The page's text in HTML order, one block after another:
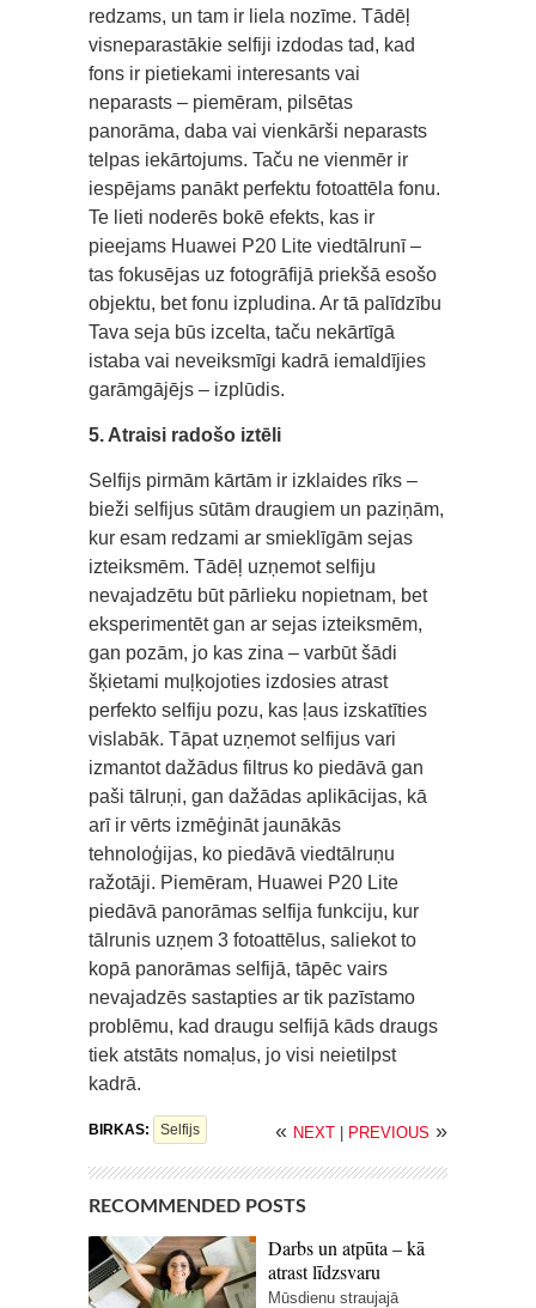
redzams, un tam ir liela nozīme. Tādēļ
visneparastākie selfiji izdodas tad, kad
fons ir pietiekami interesants vai
neparasts – piemēram, pilsētas
panorāma, daba vai vienkārši neparasts
telpas iekārtojums. Taču ne vienmēr ir
iespējams panākt perfektu fotoattēla fonu.
Te lieti noderēs bokē efekts, kas ir
pieejams Huawei P20 Lite viedtālrunī –
tas fokusējas uz fotogrāfijā priekšā esošo
objektu, bet fonu izpludina. Ar tā palīdzību
Tava seja būs izcelta, taču nekārtīgā
istaba vai neveiksmīgi kadrā iemaldījies
garāmgājējs – izplūdis.
5. Atraisi radošo iztēli
Selfijs pirmām kārtām ir izklaides rīks –
bieži selfijus sūtām draugiem un paziņām,
kur esam redzami ar smieklīgām sejas
izteiksmēm. Tādēļ uzņemot selfiju
nevajadzētu būt pārlieku nopietnam, bet
eksperimentēt gan ar sejas izteiksmēm,
gan pozām, jo kas zina – varbūt šādi
šķietami muļķojoties izdosies atrast
perfekto selfiju pozu, kas ļaus izskatīties
vislabāk. Tāpat uzņemot selfijus vari
izmantot dažādus filtrus ko piedāvā gan
paši tālruņi, gan dažādas aplikācijas, kā
arī ir vērts izmēģināt jaunākās
tehnoloģijas, ko piedāvā viedtālruņu
ražotāji. Piemēram, Huawei P20 Lite
piedāvā panorāmas selfija funkciju, kur
tālrunis uzņem 3 fotoattēlus, saliekot to
kopā panorāmas selfijā, tāpēc vairs
nevajadzēs sastapties ar tik pazīstamo
problēmu, kad draugu selfijā kāds draugs
tiek atstāts nomaļus, jo visi neietilpst
kadrā.
BIRKAS: Selfijs « NEXT PREVIOUS »
RECOMMENDED POSTS
Darbs un atpūta – kā
atrast līdzsvaru
Mūsdienu straujajā